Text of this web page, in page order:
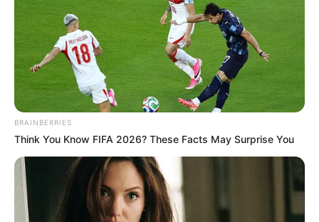
Serem! 9 Chat Ojek Online &
Pelanggan Ini Bikin Auto
Merinding
BRAINBERRIES
Think You Know FIFA 2026? These Facts May Surprise You